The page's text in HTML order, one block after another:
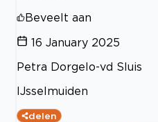
Beveelt aan
16 January 2025
Petra Dorgelo-vd Sluis
IJsselmuiden
delen